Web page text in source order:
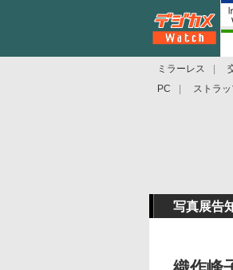
ミラーレス
PC
ストラ
写真展告